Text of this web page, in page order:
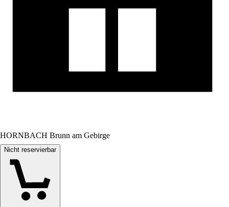
HORNBACH Brunn am Gebirge
Nicht reservierbar